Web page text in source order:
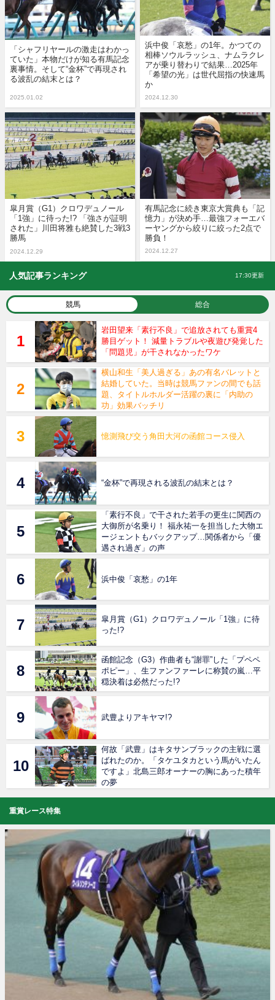
「シャフリヤールの激走はわかっ
ていた」本物だけが知る有馬記念
裏事情。そして“金杯”で再現され
る波乱の結末とは？
2025.01.02
浜中俊「哀愁」の1年。かつての
相棒ソウルラッシュ、ナムラクレ
アが乗り替わりで結果…2025年
「希望の光」は世代屈指の快速馬
か
2024.12.30
皐月賞（G1）クロワデュノール
「1強」に待った!? 「強さが証明
された」川田将雅も絶賛した3戦3
勝馬
2024.12.29
有馬記念に続き東京大賞典も「記
憶力」が決め手…最強フォーエバ
ーヤングから絞りに絞った2点で
勝負！
2024.12.27
人気記事ランキング 17:30更新
競馬 総合
岩田望来「素行不良」で追放されても重賞4
勝目ゲット！ 減量トラブルや夜遊び発覚した
「問題児」が干されなかったワケ
横山和生「美人過ぎる」あの有名バレットと
結婚していた。当時は競馬ファンの間でも話
題、タイトルホルダー活躍の裏に「内助の
功」効果バッチリ
憶測飛び交う角田大河の函館コース侵入
“金杯”で再現される波乱の結末とは？
「素行不良」で干された若手の更生に関西の
大御所が名乗り！ 福永祐一を担当した大物エ
ージェントもバックアップ…関係者から「優
遇され過ぎ」の声
浜中俊「哀愁」の1年
皐月賞（G1）クロワデュノール「1強」に待
った!?
函館記念（G3）作曲者も“謝罪”した「プペペ
ポピー」、生ファンファーレに称賛の嵐…平
穏決着は必然だった!?
武豊よりアキヤマ!?
何故「武豊」はキタサンブラックの主戦に選
ばれたのか。「タケユタカという馬がいたん
ですよ」北島三郎オーナーの胸にあった積年
の夢
重賞レース特集